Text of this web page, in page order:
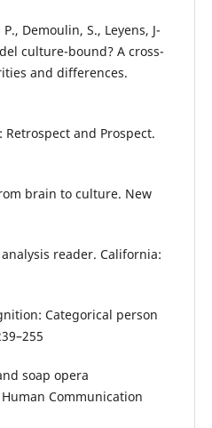
Demoulin, S., Leyens, J-
culture-bound? A cross-
and differences.
Retrospect and Prospect.
brain to culture. New
reader. California:
Categorical person
soap opera
Communication